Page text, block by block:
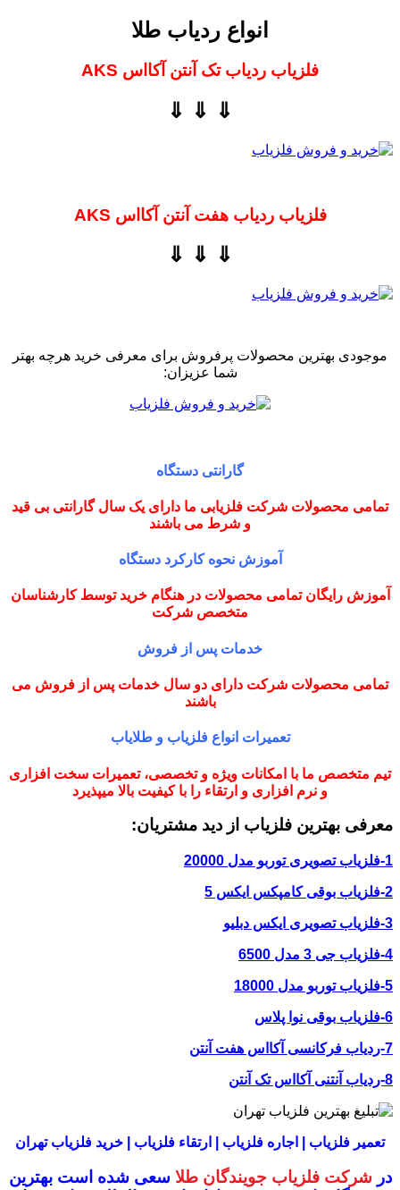
انواع ردیاب طلا
فلزیاب ردیاب تک آنتن آکااس AKS
⇓ ⇓ ⇓
فلزیاب ردیاب هفت آنتن آکااس AKS
⇓ ⇓ ⇓
موجودی بهترین محصولات پرفروش برای معرفی خرید هرچه بهتر
شما عزیزان:
گارانتی دستگاه
تمامی محصولات شرکت فلزیابی ما دارای یک سال گارانتی بی قید
و شرط می باشند
آموزش نحوه کارکرد دستگاه
آموزش رایگان تمامی محصولات در هنگام خرید توسط کارشناسان
متخصص شرکت
خدمات پس از فروش
تمامی محصولات شرکت دارای دو سال خدمات پس از فروش می
باشند
تعمیرات انواع فلزیاب و طلایاب
تیم متخصص ما با امکانات ویژه و تخصصی، تعمیرات سخت افزاری
و نرم افزاری و ارتقاء را با کیفیت بالا میپذیرد
معرفی بهترین فلزیاب از دید مشتریان:
1-فلزیاب تصویری توربو مدل 20000
2-فلزیاب بوقی کامپکس ایکس 5
3-فلزیاب تصویری ایکس دبلیو
4-فلزیاب جی 3 مدل 6500
5-فلزیاب توربو مدل 18000
6-فلزیاب بوقی نوا پلاس
7-ردیاب فرکانسی آکااس هفت آنتن
8-ردیاب آنتنی آکااس تک آنتن
تعمیر فلزیاب | اجاره فلزیاب | ارتقاء فلزیاب | خرید فلزیاب تهران
در شرکت فلزیاب جویندگان طلا سعی شده است بهترین